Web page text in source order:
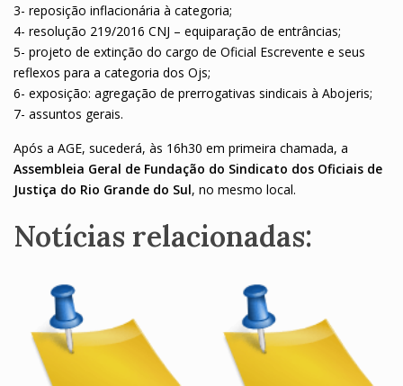
3- reposição inflacionária à categoria;
4- resolução 219/2016 CNJ – equiparação de entrâncias;
5- projeto de extinção do cargo de Oficial Escrevente e seus
reflexos para a categoria dos Ojs;
6- exposição: agregação de prerrogativas sindicais à Abojeris;
7- assuntos gerais.
Após a AGE, sucederá, às 16h30 em primeira chamada, a
Assembleia Geral de Fundação do Sindicato dos Oficiais de
Justiça do Rio Grande do Sul, no mesmo local.
Notícias relacionadas: